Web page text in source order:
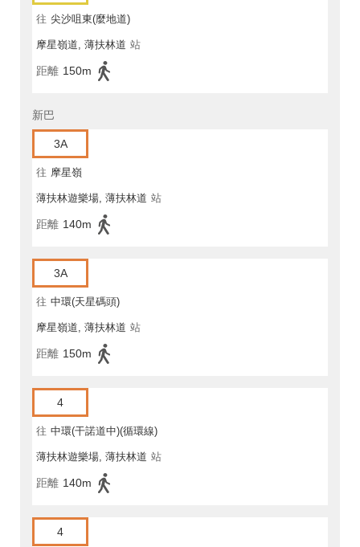
往 尖沙咀東(麼地道)
摩星嶺道, 薄扶林道 站
距離 150m
新巴
3A
往 摩星嶺
薄扶林遊樂場, 薄扶林道 站
距離 140m
3A
往 中環(天星碼頭)
摩星嶺道, 薄扶林道 站
距離 150m
4
往 中環(干諾道中)(循環線)
薄扶林遊樂場, 薄扶林道 站
距離 140m
4